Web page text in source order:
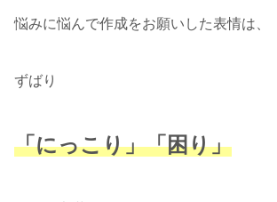
悩みに悩んで作成をお願いした表情は、
ずばり
「にっこり」「困り」